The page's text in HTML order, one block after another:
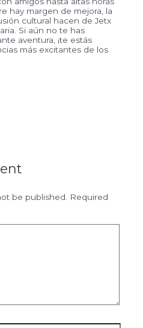
hay margen de mejora, la
cultural hacen de Jetx
Si aún no te has
aventura, ¡te estás
más excitantes de los
be published. Required